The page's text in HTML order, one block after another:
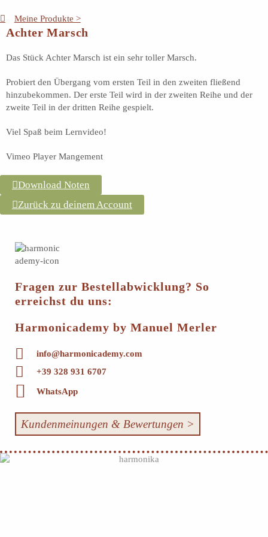
Meine Produkte >
Achter Marsch
Das Stück Achter Marsch ist ein sehr toller Marsch.
Probiert den Übergang vom ersten Teil in den zweiten fließend
hinzubekommen. Der erste Teil wird in der zweiten Reihe und der
zweite Teil in der dritten Reihe gespielt.
Viel Spaß beim Lernvideo!
Vimeo Player Mangement
Download Noten
Zurück zu deinem Account
Fragen zur Bestellabwicklung? So
erreichst du uns:
Harmonicademy by Manuel Merler
info@harmonicademy.com
+39 328 931 6707
WhatsApp
Kundenmeinungen & Bewertungen >